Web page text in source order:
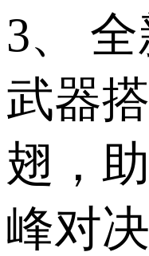
3、 全
武器
翅，
峰对决